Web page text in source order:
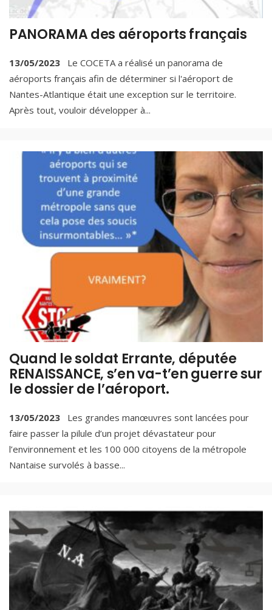
PANORAMA des aéroports français
13/05/2023
Le COCETA a réalisé un panorama de
aéroports français afin de déterminer si l'aéroport de
Nantes-Atlantique était une exception sur le territoire.
Après tout, vouloir développer à...
Quand le soldat Errante, députée
RENAISSANCE, s’en va-t’en guerre sur
le dossier de l’aéroport.
13/05/2023
Les grandes manœuvres sont lancées pour
faire passer la pilule d’un projet dévastateur pour
l’environnement et les 100 000 citoyens de la métropole
Nantaise survolés à basse...